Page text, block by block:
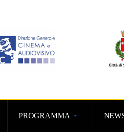
PROGRAMMA